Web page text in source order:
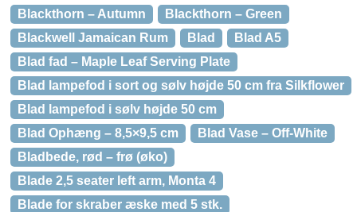
Blackthorn – Autumn
Blackthorn – Green
Blackwell Jamaican Rum
Blad
Blad A5
Blad fad – Maple Leaf Serving Plate
Blad lampefod i sort og sølv højde 50 cm fra Silkflower
Blad lampefod i sølv højde 50 cm
Blad Ophæng – 8,5×9,5 cm
Blad Vase – Off-White
Bladbede, rød – frø (øko)
Blade 2,5 seater left arm, Monta 4
Blade for skraber æske med 5 stk.